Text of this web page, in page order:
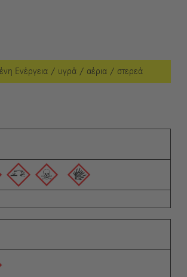
Ενέργεια / υγρά / αέρια / στερεά
στοιχείου
προειδοποιήσεων